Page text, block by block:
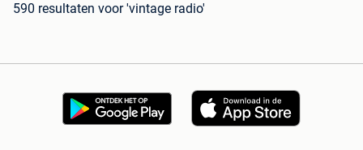
590 resultaten voor 'vintage radio'